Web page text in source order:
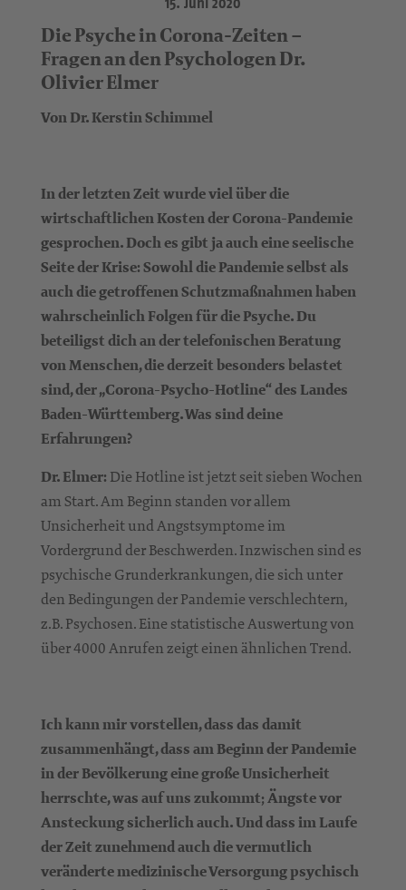
Die Psyche in Corona-Zeiten –
Fragen an den Psychologen Dr.
Olivier Elmer
Von Dr. Kerstin Schimmel
In der letzten Zeit wurde viel über die
wirtschaftlichen Kosten der Corona-Pandemie
gesprochen. Doch es gibt ja auch eine seelische
Seite der Krise: Sowohl die Pandemie selbst als
auch die getroffenen Schutzmaßnahmen haben
wahrscheinlich Folgen für die Psyche. Du
beteiligst dich an der telefonischen Beratung
von Menschen, die derzeit besonders belastet
sind, der „Corona-Psycho-Hotline“ des Landes
Baden-Württemberg. Was sind deine
Erfahrungen?
Dr. Elmer: Die Hotline ist jetzt seit sieben Wochen
am Start. Am Beginn standen vor allem
Unsicherheit und Angstsymptome im
Vordergrund der Beschwerden. Inzwischen sind es
psychische Grunderkrankungen, die sich unter
den Bedingungen der Pandemie verschlechtern,
z.B. Psychosen. Eine statistische Auswertung von
über 4000 Anrufen zeigt einen ähnlichen Trend.
Ich kann mir vorstellen, dass das damit
zusammenhängt, dass am Beginn der Pandemie
in der Bevölkerung eine große Unsicherheit
herrschte, was auf uns zukommt; Ängste vor
Ansteckung sicherlich auch. Und dass im Laufe
der Zeit zunehmend auch die vermutlich
veränderte medizinische Versorgung psychisch